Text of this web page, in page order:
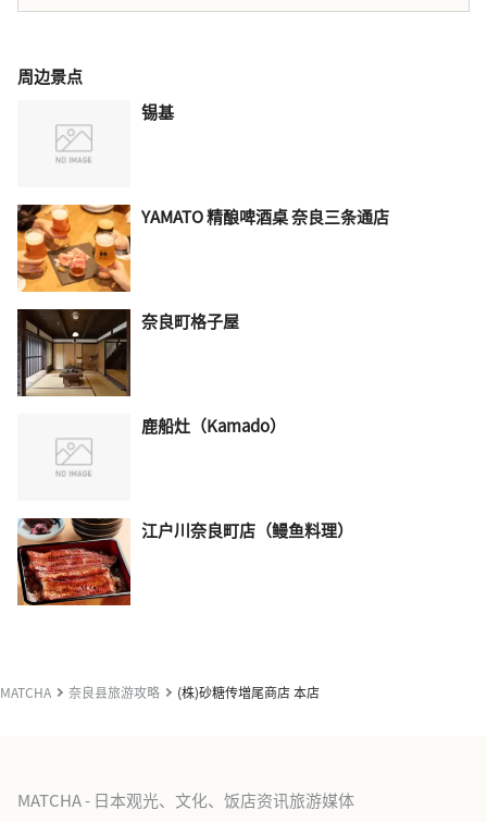
周边景点
锡基
YAMATO 精酿啤酒桌 奈良三条通店
奈良町格子屋
鹿船灶（Kamado）
江户川奈良町店（鳗鱼料理）
MATCHA 奈良县旅游攻略 (株)砂糖传増尾商店 本店
MATCHA - 日本观光、文化、饭店资讯旅游媒体